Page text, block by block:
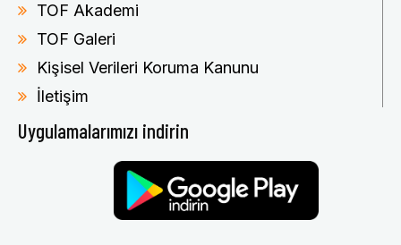
TOF Akademi
TOF Galeri
Kişisel Verileri Koruma Kanunu
İletişim
Uygulamalarımızı indirin